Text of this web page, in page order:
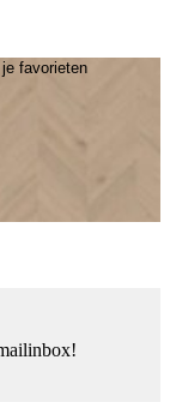
favorieten